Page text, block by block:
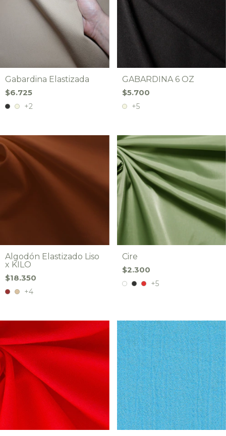
Gabardina Elastizada
$6.725
+2
GABARDINA 6 OZ
$5.700
+5
Algodón Elastizado Liso
x KILO
$18.350
+4
Cire
$2.300
+5